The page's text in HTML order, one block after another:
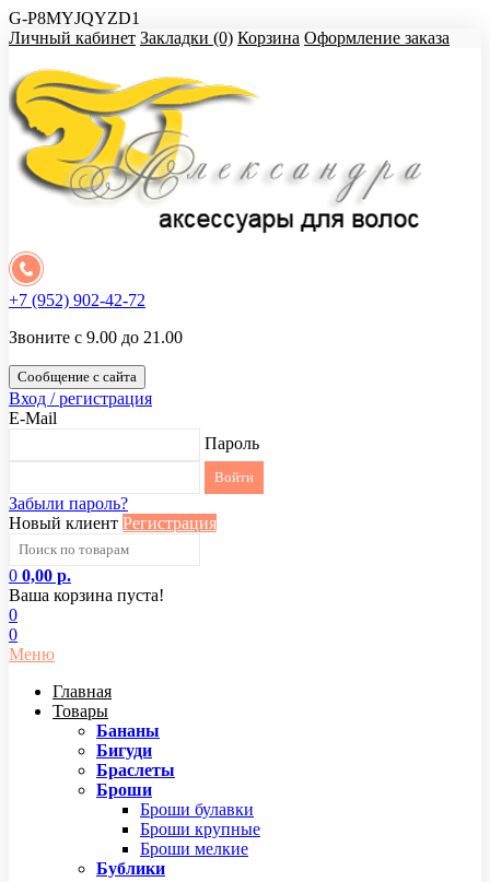
G-P8MYJQYZD1
Личный кабинет Закладки (0) Корзина Оформление заказа
+7 (952) 902-42-72
Звоните с 9.00 до 21.00
Сообщение с сайта
Вход / регистрация
E-Mail
Пароль
Забыли пароль?
Новый клиент Регистрация
0 0,00 р.
Ваша корзина пуста!
0
0
Меню
Главная
Товары
Бананы
Бигуди
Браслеты
Броши
Броши булавки
Броши крупные
Броши мелкие
Бублики